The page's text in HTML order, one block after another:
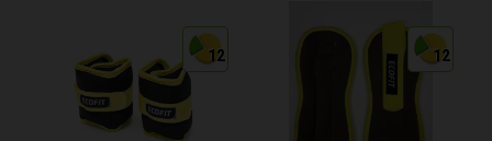
12
12
12 12
12
12